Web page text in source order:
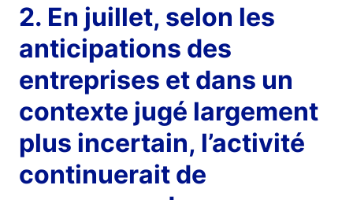
2. En juillet, selon les
anticipations des
entreprises et dans un
contexte jugé largement
plus incertain, l’activité
continuerait de